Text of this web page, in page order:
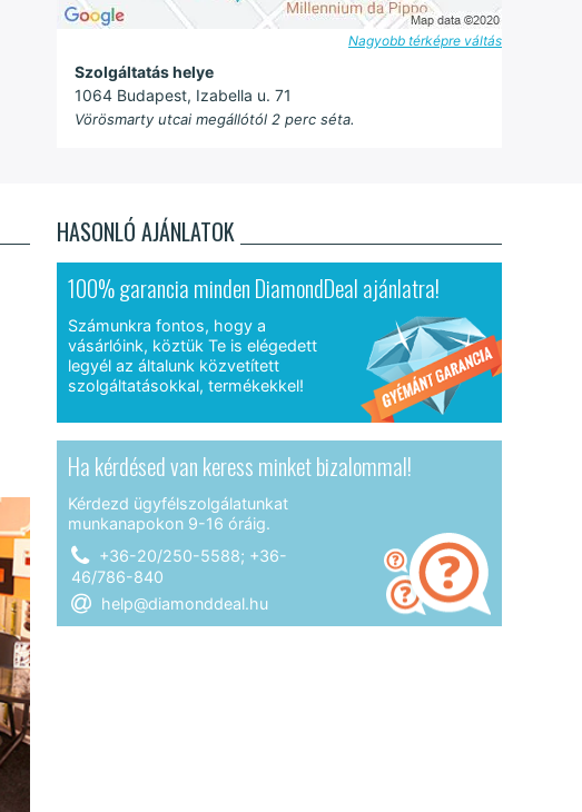
Nagyobb térképre váltás
Szolgáltatás helye
1064 Budapest, Izabella u. 71
Vörösmarty utcai megállótól 2 perc séta.
HASONLÓ AJÁNLATOK
100% garancia minden DiamondDeal ajánlatra!
Számunkra fontos, hogy a
vásárlóink, köztük Te is elégedett
legyél az általunk közvetített
szolgáltatásokkal, termékekkel!
Ha kérdésed van keress minket bizalommal!
Kérdezd ügyfélszolgálatunkat
munkanapokon 9-16 óráig.
+36-20/250-5588; +36-
46/786-840
help@diamonddeal.hu